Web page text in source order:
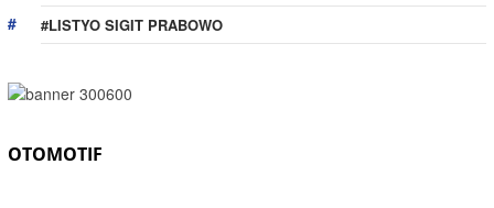
#LISTYO SIGIT PRABOWO
OTOMOTIF